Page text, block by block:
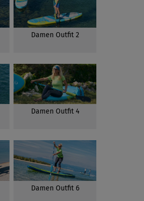
Damen Outfit 2
Damen Outfit 4
Damen Outfit 6